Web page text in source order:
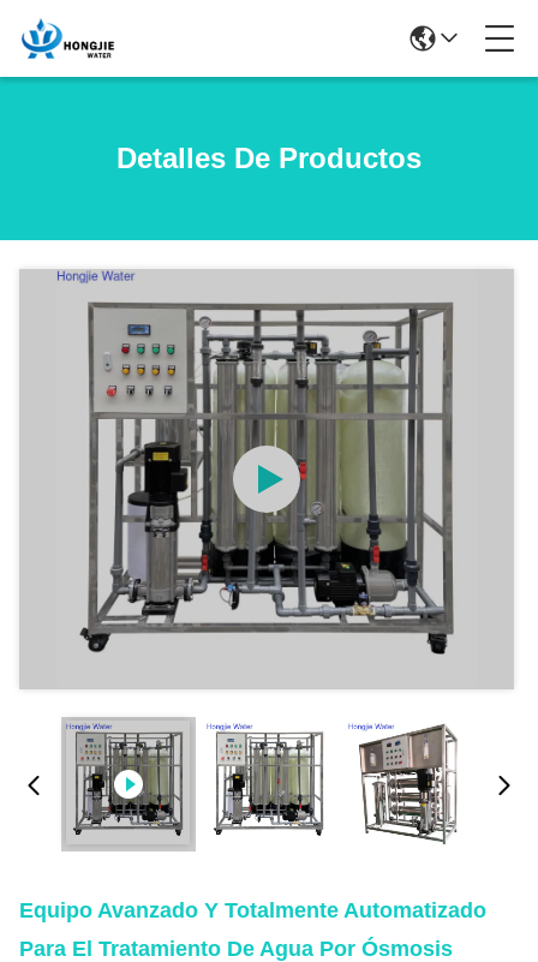
Detalles De Productos
Equipo Avanzado Y Totalmente Automatizado
Para El Tratamiento De Agua Por Ósmosis